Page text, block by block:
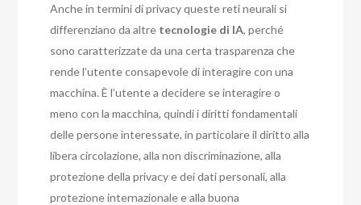
Anche in termini di privacy queste reti neurali si
differenziano da altre tecnologie di IA, perché
sono caratterizzate da una certa trasparenza che
rende l’utente consapevole di interagire con una
macchina. È l’utente a decidere se interagire o
meno con la macchina, quindi i diritti fondamentali
delle persone interessate, in particolare il diritto alla
libera circolazione, alla non discriminazione, alla
protezione della privacy e dei dati personali, alla
protezione internazionale e alla buona